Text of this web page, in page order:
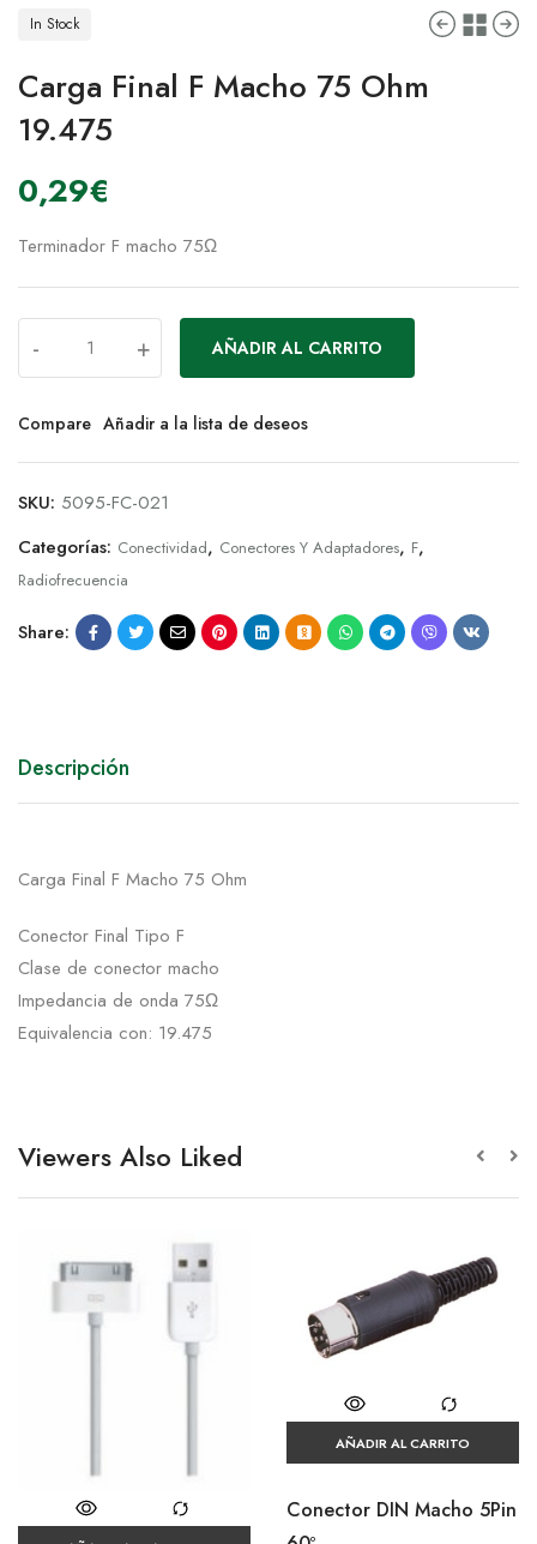
In Stock
Carga Final F Macho 75 Ohm
19.475
0,29€
Terminador F macho 75Ω
- + AÑADIR AL CARRITO
Compare Añadir a la lista de deseos
SKU: 5095-FC-021
Categorías: Conectividad, Conectores Y Adaptadores, F,
Radiofrecuencia
Share:
Descripción
Carga Final F Macho 75 Ohm
Conector Final Tipo F
Clase de conector macho
Impedancia de onda 75Ω
Equivalencia con: 19.475
Viewers Also Liked
AÑADIR AL CARRITO
Conector DIN Macho 5Pin